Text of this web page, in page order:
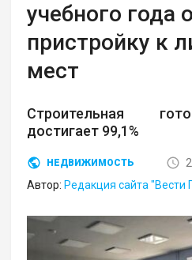
учебного года
пристройку к
мест
Строительная
достигает 99,1%
НЕДВИЖИМОСТЬ
Автор: Редакция сайта "Вести